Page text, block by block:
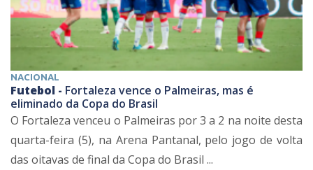
NACIONAL
Futebol - Fortaleza vence o Palmeiras, mas é
eliminado da Copa do Brasil
O Fortaleza venceu o Palmeiras por 3 a 2 na noite desta
quarta-feira (5), na Arena Pantanal, pelo jogo de volta
das oitavas de final da Copa do Brasil ...